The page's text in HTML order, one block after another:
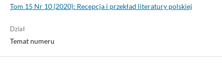
Tom 15 Nr 10 (2020): Recepcja i przekład literatury polskiej
Dział
Temat numeru